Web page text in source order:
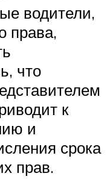
водители,
права,
что
к
и
срока
прав.